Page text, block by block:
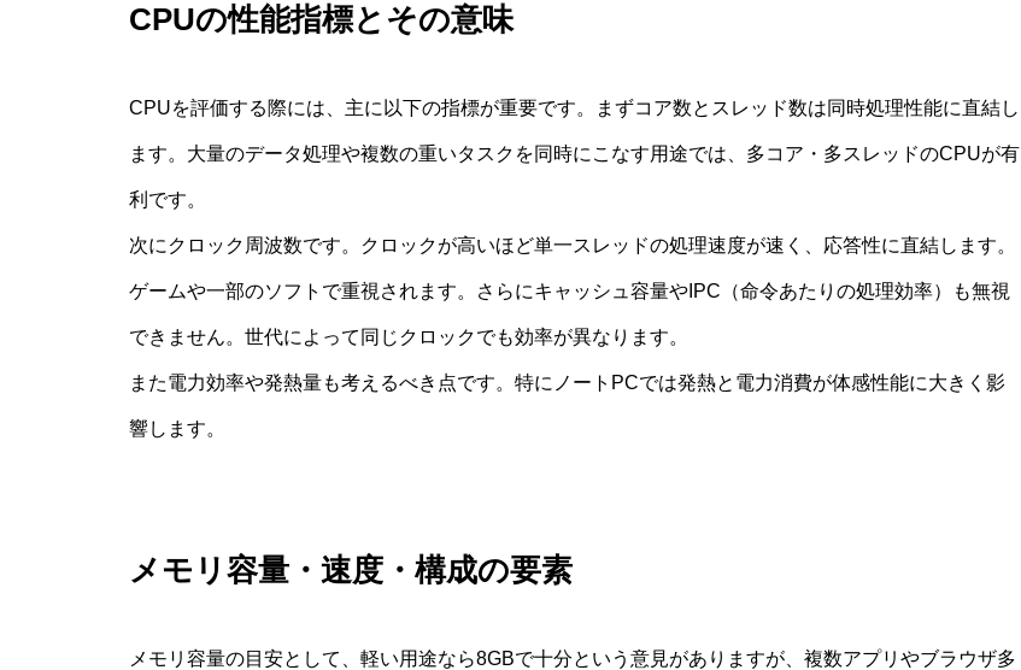
CPUの性能指標とその意味
CPUを評価する際には、主に以下の指標が重要です。まずコア数とスレッド数は同時処理性能に直結し
ます。大量のデータ処理や複数の重いタスクを同時にこなす用途では、多コア・多スレッドのCPUが有
利です。
次にクロック周波数です。クロックが高いほど単一スレッドの処理速度が速く、応答性に直結します。
ゲームや一部のソフトで重視されます。さらにキャッシュ容量やIPC（命令あたりの処理効率）も無視
できません。世代によって同じクロックでも効率が異なります。
また電力効率や発熱量も考えるべき点です。特にノートPCでは発熱と電力消費が体感性能に大きく影
響します。
メモリ容量・速度・構成の要素
メモリ容量の目安として、軽い用途なら8GBで十分という意見がありますが、複数アプリやブラウザ多